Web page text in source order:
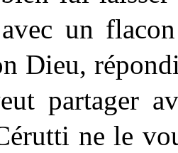
avec un
Dieu,
partager
ne le